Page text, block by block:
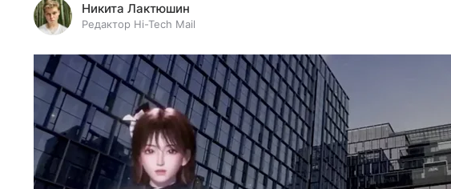
Никита Лактюшин
Редактор Hi-Tech Mail